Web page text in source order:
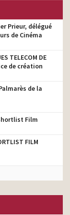
Prieur, délégué
de Cinéma
TELECOM DE
de création
de la
Film
FILM